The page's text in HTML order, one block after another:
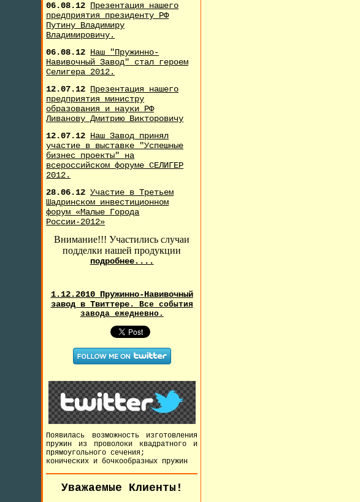
06.08.12 Презентация нашего
предприятия президенту РФ
Путину Владимиру
Владимировичу.
06.08.12 Наш "Пружинно-
Навивочный Завод" стал героем
Селигера 2012.
12.07.12 Презентация нашего
предприятия министру
образования и науки РФ
Ливанову Дмитрию Викторовичу
12.07.12 Наш Завод принял
участие в выставке "Успешные
бизнес проекты" на
всероссийском форуме СЕЛИГЕР
2012.
28.06.12Участие в Третьем
Шадринском инвестиционном
форум «Малые Города
России-2012»
Внимание!!! Участились случаи
подделки нашей продукции
подробнее....
1.12.2010 Пружинно-Навивочный
завод в Твиттере. Все события
завода ежедневно.
Появилась возможность изготовления
пружин из проволоки квадратного и
прямоугольного сечения;
конических и бочкообразных пружин
Уважаемые Клиенты!